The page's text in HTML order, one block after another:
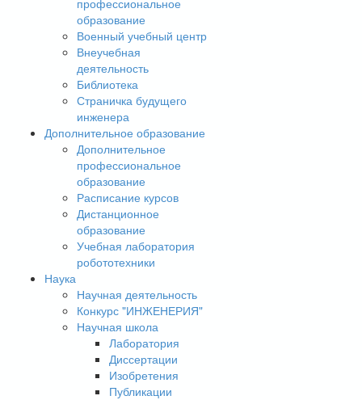
профессиональное
образование
Военный учебный центр
Внеучебная
деятельность
Библиотека
Страничка будущего
инженера
Дополнительное образование
Дополнительное
профессиональное
образование
Расписание курсов
Дистанционное
образование
Учебная лаборатория
робототехники
Наука
Научная деятельность
Конкурс "ИНЖЕНЕРИЯ"
Научная школа
Лаборатория
Диссертации
Изобретения
Публикации